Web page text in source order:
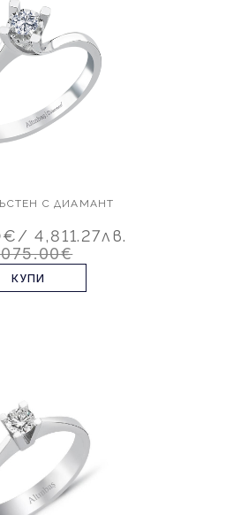
С ДИАМАНТ
/ 4,811.27лв.
КУПИ